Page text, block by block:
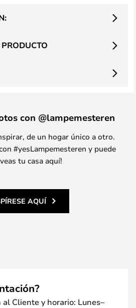
con @lampemesteren
de un hogar único a otro.
#yesLampemesteren y puede
tu casa aquí!
AQUÍ
Cliente y horario: Lunes–